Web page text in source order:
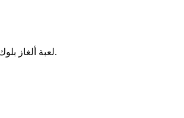
لعبة ألغاز بلوك ملونة تحديّة حيث ترتب قطع البلوكات الملونة في مساحات محدودة. اختبر وعيك المكاني ومهارات التخطيط من خلال مستويات كولور بلوك جام المتزايدة التعقيد.